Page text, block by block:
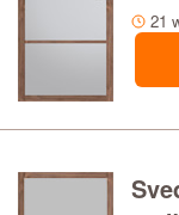
21